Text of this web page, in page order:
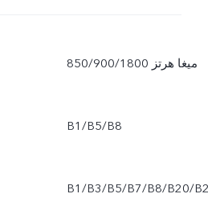
850/900/1800 ميغا هرتز
B1/B5/B8
B1/B3/B5/B7/B8/B20/